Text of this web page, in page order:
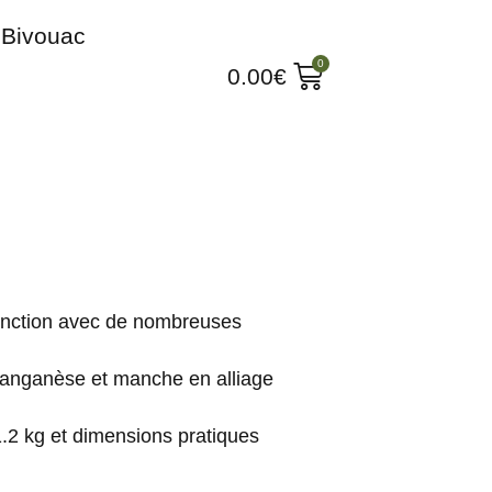
0.00€
0
avec de nombreuses
et manche en alliage
kg et dimensions pratiques